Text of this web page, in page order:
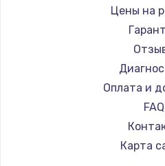
Цены на
Оплата и
FAQ
Карта